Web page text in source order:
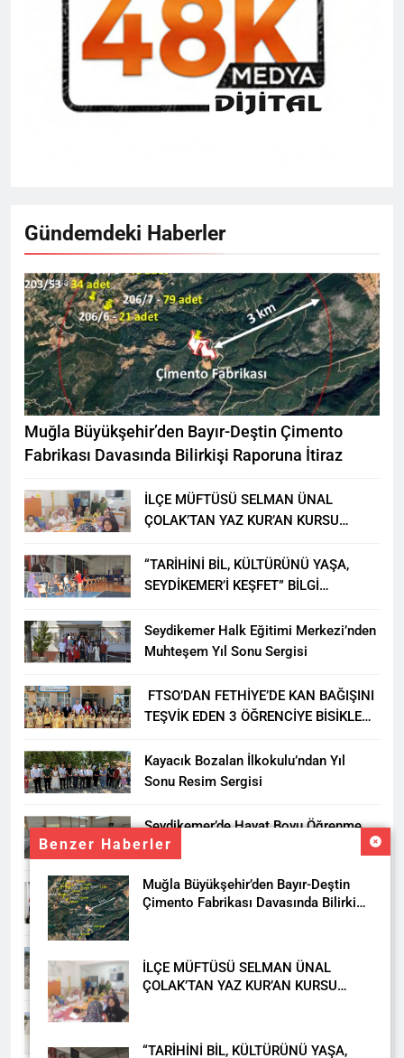
Benzer Haberler
Muğla Büyükşehir’den Bayır-Deştin
Çimento Fabrikası Davasında Bilirkişi
İLÇE MÜFTÜSÜ SELMAN ÜNAL
ÇOLAK’TAN YAZ KUR’AN KURSU
“TARİHİNİ BİL, KÜLTÜRÜNÜ YAŞA,
Gündemdeki Haberler
Muğla Büyükşehir’den Bayır-Deştin Çimento
Fabrikası Davasında Bilirkişi Raporuna İtiraz
İLÇE MÜFTÜSÜ SELMAN ÜNAL
ÇOLAK’TAN YAZ KUR’AN KURSU
“TARİHİNİ BİL, KÜLTÜRÜNÜ YAŞA,
SEYDİKEMER’İ KEŞFET” BİLGİ
Seydikemer Halk Eğitimi Merkezi’nden
Muhteşem Yıl Sonu Sergisi
FTSO’DAN FETHİYE’DE KAN BAĞIŞINI
TEŞVİK EDEN 3 ÖĞRENCİYE BİSİKLET
Kayacık Bozalan İlkokulu’ndan Yıl
Sonu Resim Sergisi
Seydikemer’de Hayat Boyu Öğrenme
Haftası Kadıköy Sergisiyle Başladı
DALAMAN KENT PARK PROJESİ İÇİN
BAŞKAN DURMUŞ’A YETKİ VERİLDİ
Seydikemer’de Akçay Deresi Tepkisi
Büyüyor: “Yetkililer Vatandaşın Sesini
Duysun”
Tutuklama